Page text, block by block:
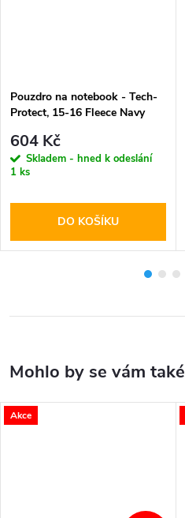
Pouzdro na notebook - Tech-
Protect, 15-16 Fleece Navy
604 Kč
Skladem - hned k odeslání
1 ks
DO KOŠÍKU
Akce